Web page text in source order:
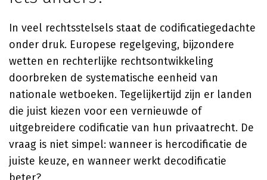
In veel rechtsstelsels staat de codificatiegedachte
onder druk. Europese regelgeving, bijzondere
wetten en rechterlijke rechtsontwikkeling
doorbreken de systematische eenheid van
nationale wetboeken. Tegelijkertijd zijn er landen
die juist kiezen voor een vernieuwde of
uitgebreidere codificatie van hun privaatrecht. De
vraag is niet simpel: wanneer is hercodificatie de
juiste keuze, en wanneer werkt decodificatie